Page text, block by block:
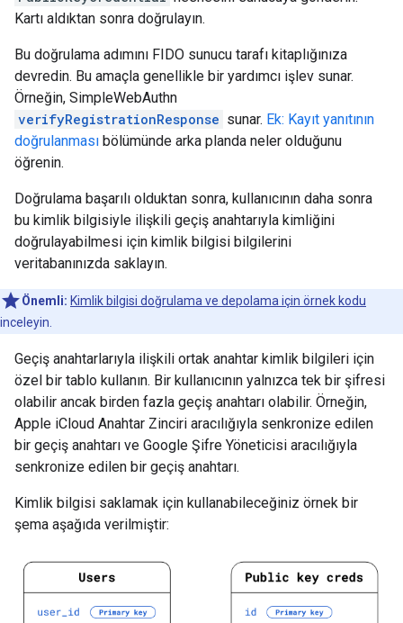
Kartı aldıktan sonra doğrulayın.
Bu doğrulama adımını FIDO sunucu tarafı kitaplığınıza
devredin. Bu amaçla genellikle bir yardımcı işlev sunar.
Örneğin, SimpleWebAuthn
verifyRegistrationResponse sunar. Ek: Kayıt yanıtının
doğrulanması bölümünde arka planda neler olduğunu
öğrenin.
Doğrulama başarılı olduktan sonra, kullanıcının daha sonra
bu kimlik bilgisiyle ilişkili geçiş anahtarıyla kimliğini
doğrulayabilmesi için kimlik bilgisi bilgilerini
veritabanınızda saklayın.
Önemli: Kimlik bilgisi doğrulama ve depolama için örnek kodu
inceleyin.
Geçiş anahtarlarıyla ilişkili ortak anahtar kimlik bilgileri için
özel bir tablo kullanın. Bir kullanıcının yalnızca tek bir şifresi
olabilir ancak birden fazla geçiş anahtarı olabilir. Örneğin,
Apple iCloud Anahtar Zinciri aracılığıyla senkronize edilen
bir geçiş anahtarı ve Google Şifre Yöneticisi aracılığıyla
senkronize edilen bir geçiş anahtarı.
Kimlik bilgisi saklamak için kullanabileceğiniz örnek bir
şema aşağıda verilmiştir: